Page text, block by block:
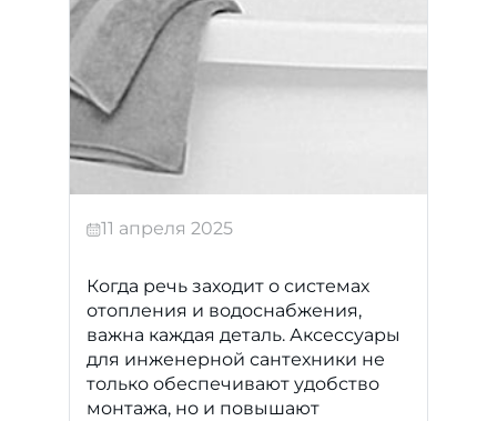
11 апреля 2025
Когда речь заходит о системах
отопления и водоснабжения,
важна каждая деталь. Аксессуары
для инженерной сантехники не
только обеспечивают удобство
монтажа, но и повышают